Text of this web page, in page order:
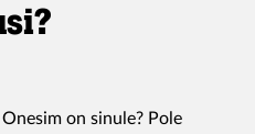
on sinule? Pole